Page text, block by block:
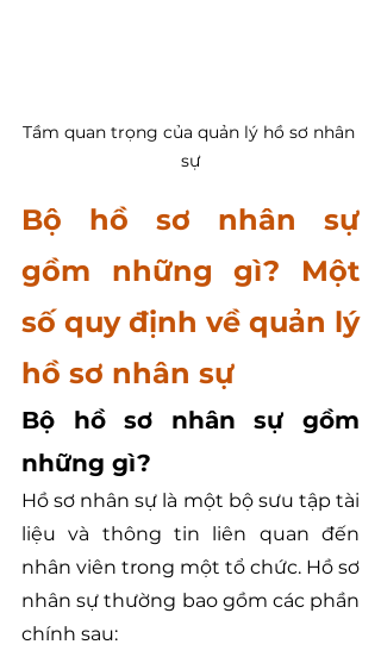
Tầm quan trọng của quản lý hồ sơ nhân
sự
Bộ hồ sơ nhân sự
gồm những gì? Một
số quy định về quản lý
hồ sơ nhân sự
Bộ hồ sơ nhân sự gồm
những gì?
Hồ sơ nhân sự là một bộ sưu tập tài
liệu và thông tin liên quan đến
nhân viên trong một tổ chức. Hồ sơ
nhân sự thường bao gồm các phần
chính sau: